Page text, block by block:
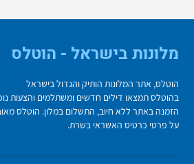
מלונות בישראל - הוטלס
הוטלס, אתר המלונות הותיק והגדול בישראל
בהוטלס תמצאו דילים חדשים ומשתלמים והצעות
על פרטי כרטיס האשראי בשרת.